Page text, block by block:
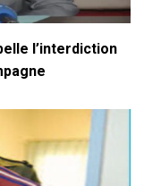
l’interdiction